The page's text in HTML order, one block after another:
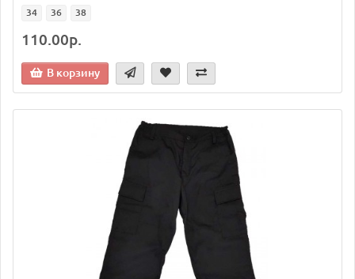
34 36 38
110.00р.
В корзину